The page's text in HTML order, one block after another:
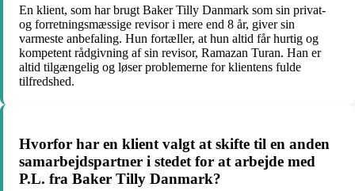
En klient, som har brugt Baker Tilly Danmark som sin privat-
og forretningsmæssige revisor i mere end 8 år, giver sin
varmeste anbefaling. Hun fortæller, at hun altid får hurtig og
kompetent rådgivning af sin revisor, Ramazan Turan. Han er
altid tilgængelig og løser problemerne for klientens fulde
tilfredshed.
Hvorfor har en klient valgt at skifte til en anden
samarbejdspartner i stedet for at arbejde med
P.L. fra Baker Tilly Danmark?